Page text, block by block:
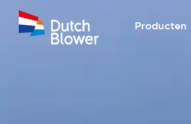
Producten